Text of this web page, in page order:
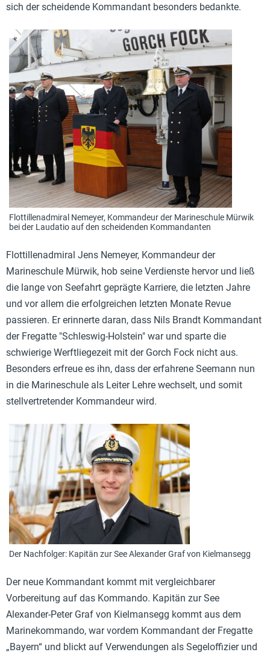
sich der scheidende Kommandant besonders bedankte.
Flottillenadmiral Nemeyer, Kommandeur der Marineschule Mürwik
bei der Laudatio auf den scheidenden Kommandanten
Flottillenadmiral Jens Nemeyer, Kommandeur der
Marineschule Mürwik, hob seine Verdienste hervor und ließ
die lange von Seefahrt geprägte Karriere, die letzten Jahre
und vor allem die erfolgreichen letzten Monate Revue
passieren. Er erinnerte daran, dass Nils Brandt Kommandant
der Fregatte "Schleswig-Holstein" war und sparte die
schwierige Werftliegezeit mit der Gorch Fock nicht aus.
Besonders erfreue es ihn, dass der erfahrene Seemann nun
in die Marineschule als Leiter Lehre wechselt, und somit
stellvertretender Kommandeur wird.
Der Nachfolger: Kapitän zur See Alexander Graf von Kielmansegg
Der neue Kommandant kommt mit vergleichbarer
Vorbereitung auf das Kommando. Kapitän zur See
Alexander-Peter Graf von Kielmansegg kommt aus dem
Marinekommando, war vordem Kommandant der Fregatte
„Bayern“ und blickt auf Verwendungen als Segeloffizier und